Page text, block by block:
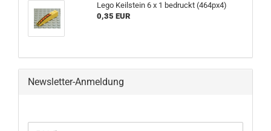
Lego Keilstein 6 x 1 bedruckt (464px4)
0,35 EUR
Newsletter-Anmeldung